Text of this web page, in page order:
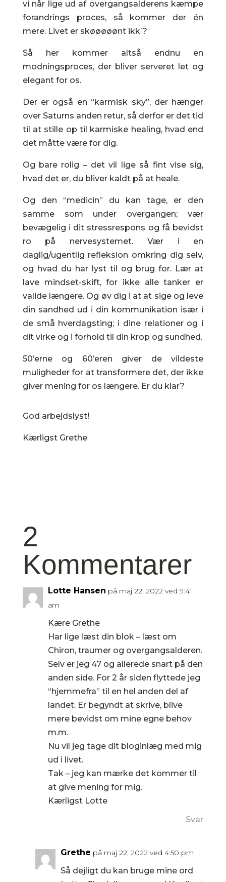
vi når lige ud af overgangsalderens kæmpe
forandrings proces, så kommer der én
mere. Livet er skøøøøønt ikk’?
Så her kommer altså endnu en
modningsproces, der bliver serveret let og
elegant for os.
Der er også en “karmisk sky”, der hænger
over Saturns anden retur, så derfor er det tid
til at stille op til karmiske healing, hvad end
det måtte være for dig.
Og bare rolig – det vil lige så fint vise sig,
hvad det er, du bliver kaldt på at heale.
Og den “medicin” du kan tage, er den
samme som under overgangen; vær
bevægelig i dit stressrespons og få bevidst
ro på nervesystemet. Vær i en
daglig/ugentlig refleksion omkring dig selv,
og hvad du har lyst til og brug for. Lær at
lave mindset-skift, for ikke alle tanker er
valide længere. Og øv dig i at at sige og leve
din sandhed ud i din kommunikation især i
de små hverdagsting; i dine relationer og i
dit virke og i forhold til din krop og sundhed.
50’erne og 60’eren giver de vildeste
muligheder for at transformere det, der ikke
giver mening for os længere. Er du klar?
God arbejdslyst!
Kærligst Grethe
2
Kommentarer
Lotte Hansen på maj 22, 2022 ved 9:41
am
Kære Grethe
Har lige læst din blok – læst om
Chiron, traumer og overgangsalderen.
Selv er jeg 47 og allerede snart på den
anden side. For 2 år siden flyttede jeg
“hjemmefra” til en hel anden del af
landet. Er begyndt at skrive, blive
mere bevidst om mine egne behov
m.m.
Nu vil jeg tage dit bloginlæg med mig
ud i livet.
Tak – jeg kan mærke det kommer til
at give mening for mig.
Kærligst Lotte
Svar
Grethe på maj 22, 2022 ved 4:50 pm
Så dejligt du kan bruge mine ord